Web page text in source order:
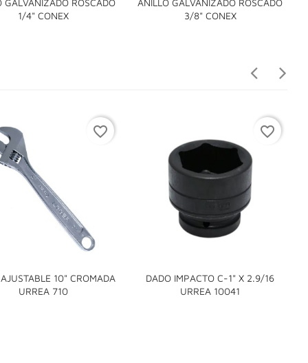
1/4" CONEX

3/8" CONEX

10" CROMADA
URREA 710

favorite_border
DADO IMPACTO C-1" X 2.9/16
URREA 10041

favorite_border